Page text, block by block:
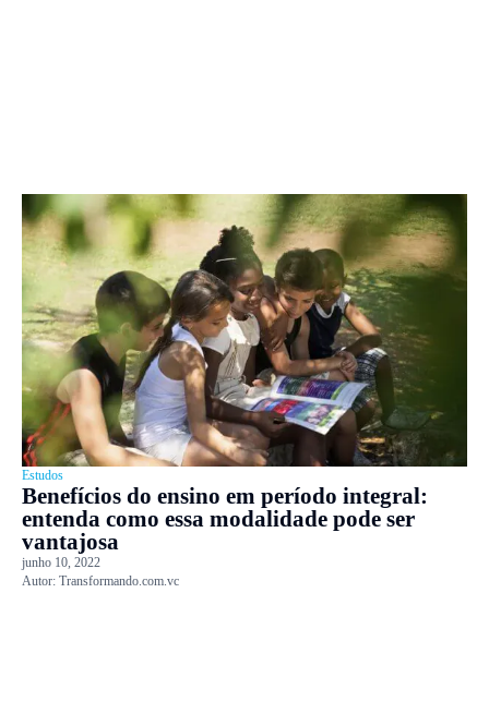
Estudos
Benefícios do ensino em período integral:
entenda como essa modalidade pode ser
vantajosa
junho 10, 2022
Autor: Transformando.com.vc